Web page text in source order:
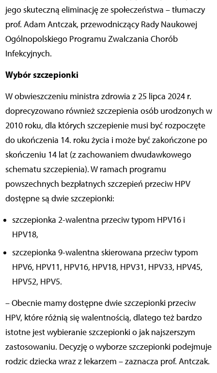
jego skuteczną eliminację ze społeczeństwa – tłumaczy
prof. Adam Antczak, przewodniczący Rady Naukowej
Ogólnopolskiego Programu Zwalczania Chorób
Infekcyjnych.
Wybór szczepionki
W obwieszczeniu ministra zdrowia z 25 lipca 2024 r.
doprecyzowano również szczepienia osób urodzonych w
2010 roku, dla których szczepienie musi być rozpoczęte
do ukończenia 14. roku życia i może być zakończone po
skończeniu 14 lat (z zachowaniem dwudawkowego
schematu szczepienia). W ramach programu
powszechnych bezpłatnych szczepień przeciw HPV
dostępne są dwie szczepionki:
szczepionka 2-walentna przeciw typom HPV16 i
HPV18,
szczepionka 9-walentna skierowana przeciw typom
HPV6, HPV11, HPV16, HPV18, HPV31, HPV33, HPV45,
HPV52, HPV5.
– Obecnie mamy dostępne dwie szczepionki przeciw
HPV, które różnią się walentnością, dlatego też bardzo
istotne jest wybieranie szczepionki o jak najszerszym
zastosowaniu. Decyzję o wyborze szczepionki podejmuje
rodzic dziecka wraz z lekarzem – zaznacza prof. Antczak.